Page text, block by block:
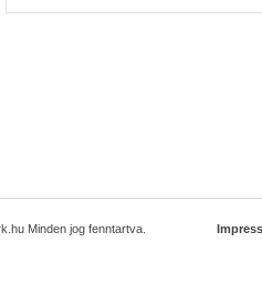
Minden jog fenntartva.